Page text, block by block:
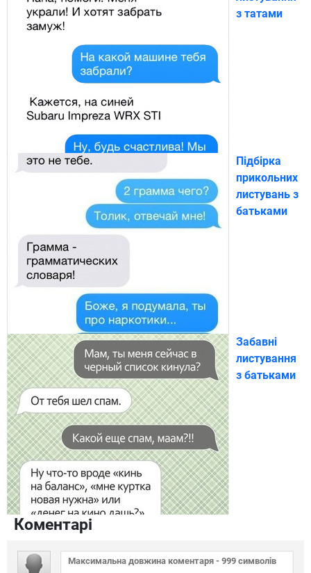
з татами
Підбірка
прикольних
листувань з
батьками
Забавні
листування
з батьками
Коментарі